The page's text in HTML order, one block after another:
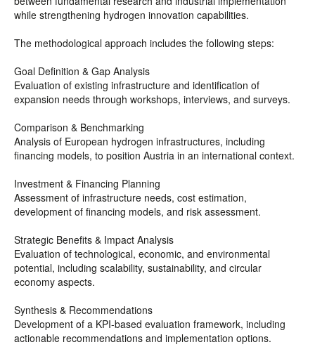
while strengthening hydrogen innovation capabilities.
The methodological approach includes the following steps:
Goal Definition & Gap Analysis
Evaluation of existing infrastructure and identification of
expansion needs through workshops, interviews, and surveys.
Comparison & Benchmarking
Analysis of European hydrogen infrastructures, including
financing models, to position Austria in an international context.
Investment & Financing Planning
Assessment of infrastructure needs, cost estimation,
development of financing models, and risk assessment.
Strategic Benefits & Impact Analysis
Evaluation of technological, economic, and environmental
potential, including scalability, sustainability, and circular
economy aspects.
Synthesis & Recommendations
Development of a KPI-based evaluation framework, including
actionable recommendations and implementation options.